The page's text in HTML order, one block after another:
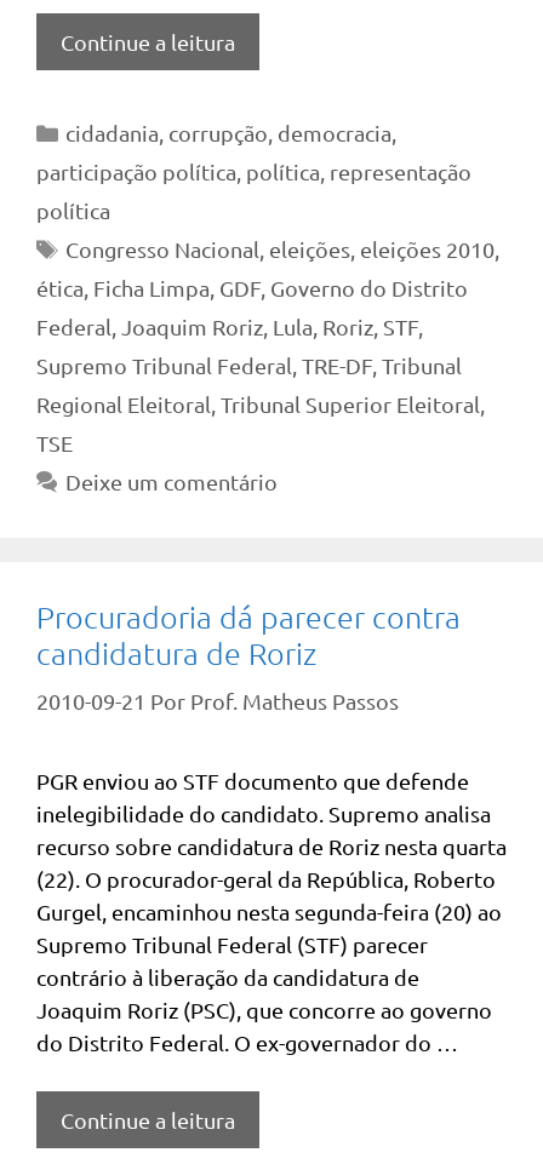
Continue a leitura
Categorias
cidadania corrupção democracia
participação política política representação
política
Tags
Congresso Nacional eleições, eleições 2010,
ética Ficha Limpa GDF Governo do Distrito
Federal
Joaquim Roriz Lula Roriz STF
Supremo Tribunal Federal TRE-DF Tribunal
Regional Eleitoral Tribunal Superior Eleitoral
TSE
Deixe um comentário
Procuradoria dá parecer contra
candidatura de Roriz
2010-09-21 Por Prof. Matheus Passos
PGR enviou ao STF documento que defende
inelegibilidade do candidato. Supremo analisa
recurso sobre candidatura de Roriz nesta quarta
(22). O procurador-geral da República, Roberto
Gurgel, encaminhou nesta segunda-feira (20) ao
Supremo Tribunal Federal (STF) parecer
contrário à liberação da candidatura de
Joaquim Roriz (PSC), que concorre ao governo
do Distrito Federal. O ex-governador do …
Continue a leitura